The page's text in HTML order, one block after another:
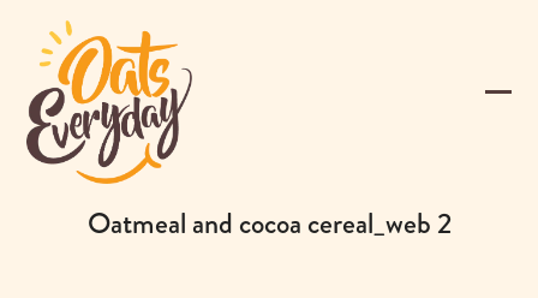
content
Oatmeal and cocoa cereal_web 2